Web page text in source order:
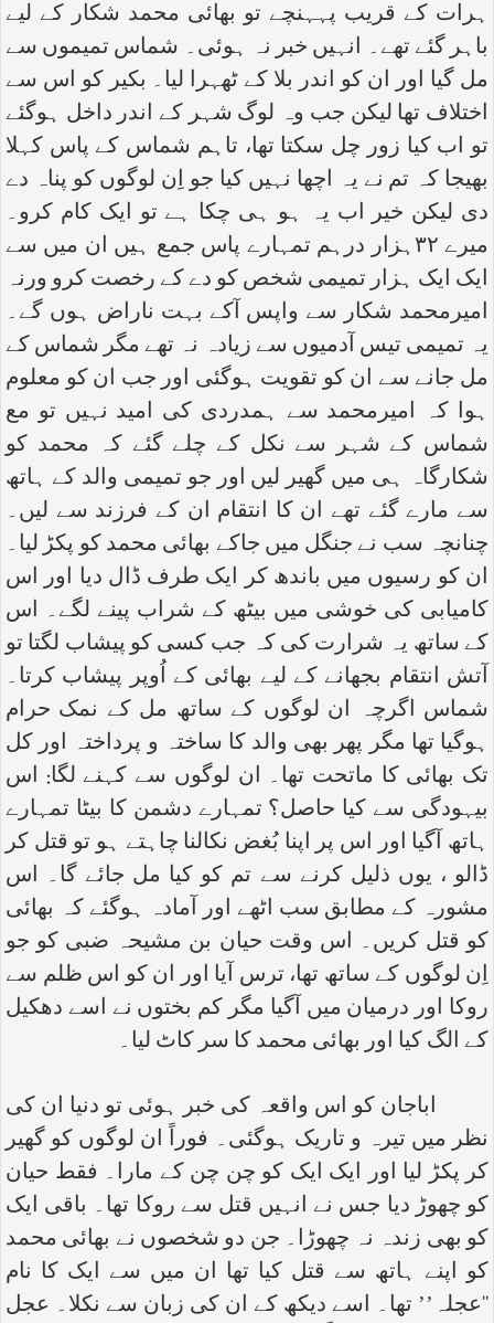
ہرات کے قریب پہہنچے تو بھائی محمد شکار کے لیے
باہر گئے تھے۔ انہیں خبر نہ ہوئی۔ شماس تمیموں سے
مل گیا اور ان کو اندر بلا کے ٹھہرا لیا۔ بکیر کو اس سے
اختلاف تھا لیکن جب وہ لوگ شہر کے اندر داخل ہوگئے
تو اب کیا زور چل سکتا تھا، تاہم شماس کے پاس کہلا
بھیجا کہ تم نے یہ اچھا نہیں کیا جو اِن لوگوں کو پناہ دے
دی لیکن خیر اب یہ ہو ہی چکا ہے تو ایک کام کرو۔
میرے ۳۲ہزار درہم تمہارے پاس جمع ہیں ان میں سے
ایک ایک ہزار تمیمی شخص کو دے کے رخصت کرو ورنہ
امیرمحمد شکار سے واپس آکے بہت ناراض ہوں گے۔
یہ تمیمی تیس آدمیوں سے زیادہ نہ تھے مگر شماس کے
مل جانے سے ان کو تقویت ہوگئی اور جب ان کو معلوم
ہوا کہ امیرمحمد سے ہمدردی کی امید نہیں تو مع
شماس کے شہر سے نکل کے چلے گئے کہ محمد کو
شکارگاہ ہی میں گھیر لیں اور جو تمیمی والد کے ہاتھ
سے مارے گئے تھے ان کا انتقام ان کے فرزند سے لیں۔
چنانچہ سب نے جنگل میں جاکے بھائی محمد کو پکڑ لیا۔
ان کو رسیوں میں باندھ کر ایک طرف ڈال دیا اور اس
کامیابی کی خوشی میں بیٹھ کے شراب پینے لگے۔ اس
کے ساتھ یہ شرارت کی کہ جب کسی کو پیشاب لگتا تو
آتش انتقام بجھانے کے لیے بھائی کے اُوپر پیشاب کرتا۔
شماس اگرچہ ان لوگوں کے ساتھ مل کے نمک حرام
ہوگیا تھا مگر پھر بھی والد کا ساختہ و پرداختہ اور کل
تک بھائی کا ماتحت تھا۔ ان لوگوں سے کہنے لگا: اس
بیہودگی سے کیا حاصل؟ تمہارے دشمن کا بیٹا تمہارے
ہاتھ آگیا اور اس پر اپنا بُغض نکالنا چاہتے ہو تو قتل کر
ڈالو ، یوں ذلیل کرنے سے تم کو کیا مل جائے گا۔ اس
مشورہ کے مطابق سب اٹھے اور آمادہ ہوگئے کہ بھائی
کو قتل کریں۔ اس وقت حیان بن مشیحہ ضبی کو جو
اِن لوگوں کے ساتھ تھا، ترس آیا اور ان کو اس ظلم سے
روکا اور درمیان میں آگیا مگر کم بختوں نے اسے دھکیل
کے الگ کیا اور بھائی محمد کا سر کاٹ لیا۔
اباجان کو اس واقعہ کی خبر ہوئی تو دنیا ان کی
نظر میں تیرہ و تاریک ہوگئی۔ فوراً ان لوگوں کو گھیر
کر پکڑ لیا اور ایک ایک کو چن چن کے مارا۔ فقط حیان
کو چھوڑ دیا جس نے انہیں قتل سے روکا تھا۔ باقی ایک
کو بھی زندہ نہ چھوڑا۔ جن دو شخصوں نے بھائی محمد
کو اپنے ہاتھ سے قتل کیا تھا ان میں سے ایک کا نام
‘‘عجلہ’’ تھا۔ اسے دیکھ کے ان کی زبان سے نکلا۔ عجل